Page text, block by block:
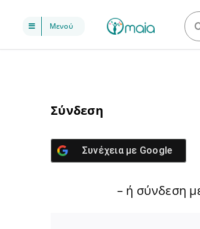
περιεχόμενο
Μενού
Σύνδεση
Συνέχεια με Google
– ή σύνδεση